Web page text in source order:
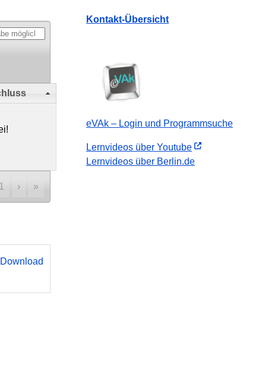
1 › »
Download
Kontakt-Übersicht
eVAk – Login und Programmsuche
Lernvideos über Youtube
Lernvideos über Berlin.de